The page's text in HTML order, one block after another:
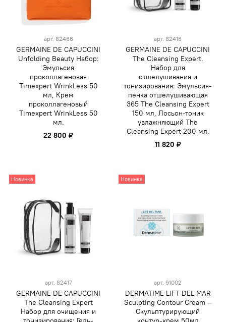
арт. 82466
GERMAINE DE CAPUCCINI
Unfolding Beauty Набор:
Эмульсия
проколлагеновая
Timexpert WrinkLess 50
мл, Крем
проколлагеновый
Timexpert WrinkLess 50
мл.
22 800 ₽
арт. 82416
GERMAINE DE CAPUCCINI
The Cleansing Expert.
Набор для
отшелушивания и
тонизирования: Эмульсия-
пенка отшелушивающая
365 The Cleansing Expert
150 мл, Лосьон-тоник
увлажняющий The
Cleansing Expert 200 мл.
11 820 ₽
Новинка
арт. 82417
GERMAINE DE CAPUCCINI
The Cleansing Expert
Набор для очищения и
Новинка
арт. 91002
DERMATIME LIFT DEL MAR
Sculpting Contour Cream –
Скульптурирующий